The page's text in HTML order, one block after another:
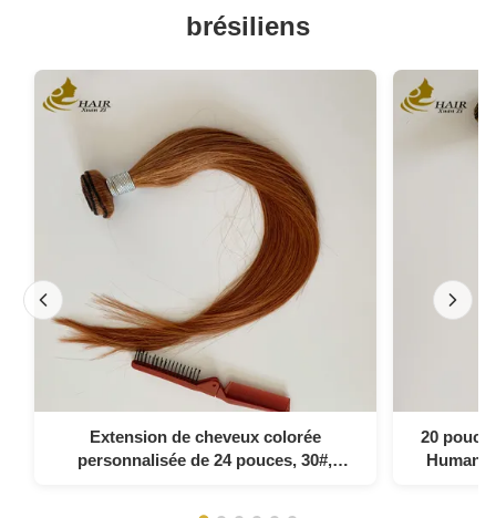
brésiliens
Extension de cheveux colorée
personnalisée de 24 pouces, 30#,
20
Human